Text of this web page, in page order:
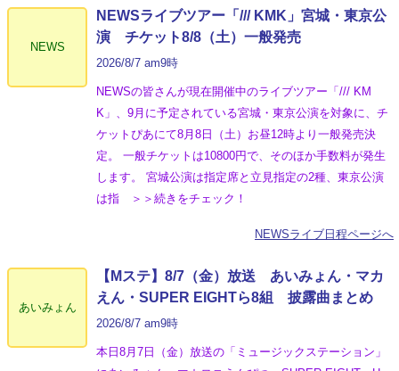
NEWS
NEWSライブツアー「/// KMK」宮城・東京公
演 チケット8/8（土）一般発売
2026/8/7 am9時
NEWSの皆さんが現在開催中のライブツアー「/// KM
K」、9月に予定されている宮城・東京公演を対象に、チ
ケットぴあにて8月8日（土）お昼12時より一般発売決
定。 一般チケットは10800円で、そのほか手数料が発生
します。 宮城公演は指定席と立見指定の2種、東京公演
は指 ＞＞続きをチェック！
NEWSライブ日程ページへ
あいみょん
【Mステ】8/7（金）放送 あいみょん・マカ
えん・SUPER EIGHTら8組 披露曲まとめ
2026/8/7 am9時
本日8月7日（金）放送の「ミュージックステーション」